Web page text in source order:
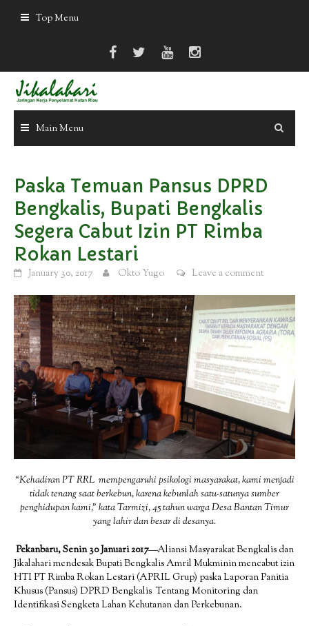
Top Menu
Main Menu
Paska Temuan Pansus DPRD
Bengkalis, Bupati Bengkalis
Segera Cabut Izin PT Rimba
Rokan Lestari
January 30, 2017 Okto Yugo Leave a comment
“Kehadiran PT RRL mempengaruhi psikologi masyarakat, kami menjadi
tidak tenang saat berkebun, karena kebunlah satu-satunya sumber
penghidupan kami,” kata Tarmizi, 45 tahun warga Desa Bantan Timur
yang lahir dan besar di desanya.
Pekanbaru, Senin 30 Januari 2017—Aliansi Masyarakat Bengkalis dan
Jikalahari mendesak Bupati Bengkalis Amril Mukminin mencabut izin
HTI PT Rimba Rokan Lestari (APRIL Grup) paska Laporan Panitia
Khusus (Pansus) DPRD Bengkalis Tentang Monitoring dan
Identifikasi Sengketa Lahan Kehutanan dan Perkebunan.